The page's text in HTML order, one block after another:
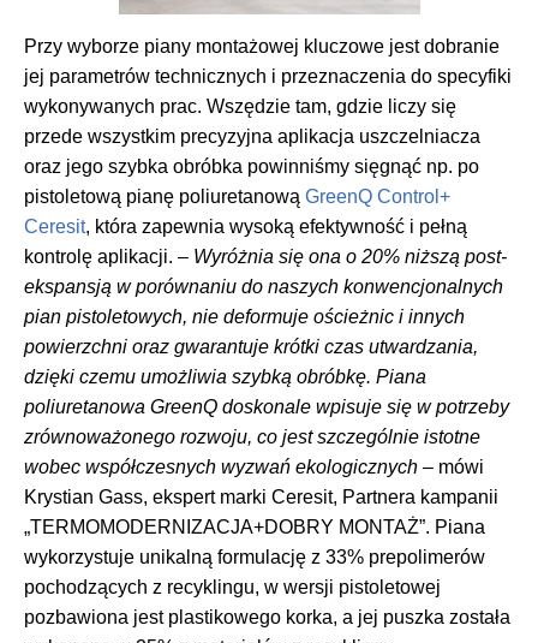
Przy wyborze piany montażowej kluczowe jest dobranie
jej parametrów technicznych i przeznaczenia do specyfiki
wykonywanych prac. Wszędzie tam, gdzie liczy się
przede wszystkim precyzyjna aplikacja uszczelniacza
oraz jego szybka obróbka powinniśmy sięgnąć np. po
pistoletową pianę poliuretanową GreenQ Control+
Ceresit, która zapewnia wysoką efektywność i pełną
kontrolę aplikacji. – Wyróżnia się ona o 20% niższą post-
ekspansją w porównaniu do naszych konwencjonalnych
pian pistoletowych, nie deformuje ościeżnic i innych
powierzchni oraz gwarantuje krótki czas utwardzania,
dzięki czemu umożliwia szybką obróbkę. Piana
poliuretanowa GreenQ doskonale wpisuje się wpotrzeby
zrównoważonego rozwoju, co jest szczególnie istotne
wobec współczesnych wyzwań ekologicznych – mówi
Krystian Gass, ekspert marki Ceresit, Partnera kampanii
„TERMOMODERNIZACJA+DOBRY MONTAŻ”. Piana
wykorzystuje unikalną formulację z 33% prepolimerów
pochodzących z recyklingu, w wersji pistoletowej
pozbawiona jest plastikowego korka, a jej puszka została